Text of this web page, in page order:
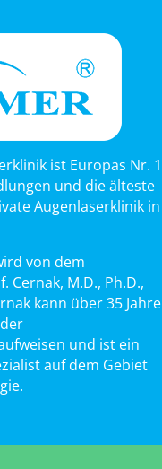
ist Europas Nr. 1
und die älteste
Augenlaserklinik in
von dem
Cernak, M.D., Ph.D.,
kann über 35 Jahre
und ist ein
auf dem Gebiet